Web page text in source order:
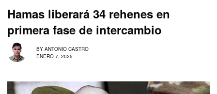
Hamas liberará 34 rehenes en
primera fase de intercambio
BY ANTONIO CASTRO
ENERO 7, 2025